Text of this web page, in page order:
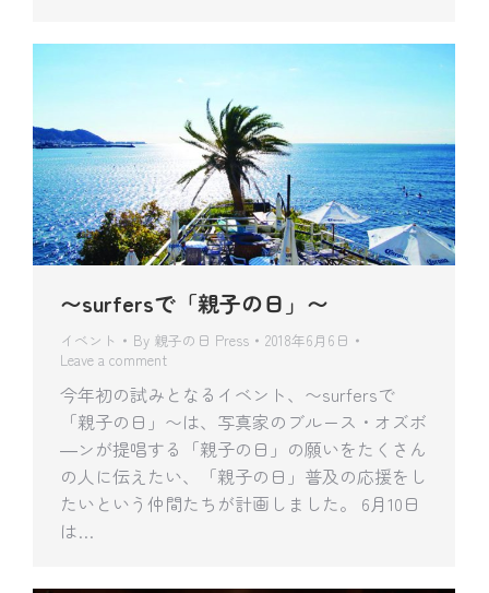
〜surfersで「親子の日」〜
イベント By 親子の日 Press
2018年6月6日
Leave a comment
今年初の試みとなるイベント、〜surfersで
「親子の日」〜は、写真家のブルース・オズボ
―ンが提唱する「親子の日」の願いをたくさん
の人に伝えたい、「親子の日」普及の応援をし
たいという仲間たちが計画しました。 6月10日
は…